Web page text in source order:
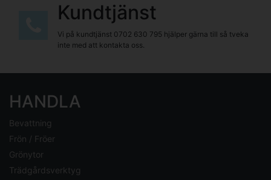
Kundtjänst
Vi på kundtjänst 0702 630 795 hjälper gärna till så tveka
inte med att kontakta oss.
HANDLA
Bevattning
Frön / Fröer
Grönytor
Trädgårdsverktyg